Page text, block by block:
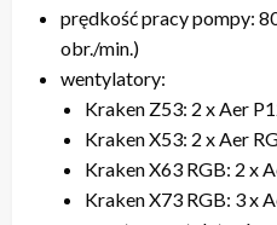
prędkość pracy pompy:
obr./min.)
wentylatory:
Kraken Z53: 2 x Aer
Kraken X53: 2 x Aer
Kraken X63 RGB: 2 x
Kraken X73 RGB: 3 x